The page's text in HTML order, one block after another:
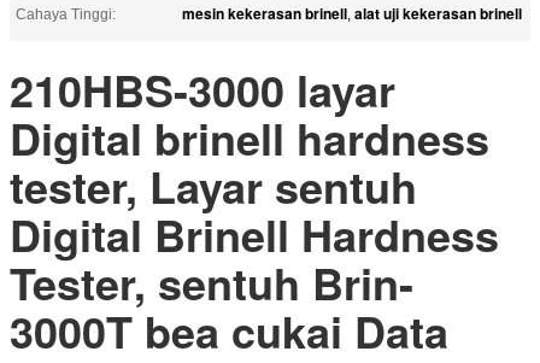
Cahaya Tinggi:
mesin kekerasan brinell, alat uji kekerasan brinell
210HBS-3000 layar
Digital brinell hardness
tester, Layar sentuh
Digital Brinell Hardness
Tester, sentuh Brin-
3000T bea cukai Data